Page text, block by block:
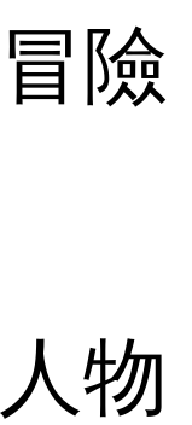
險
物